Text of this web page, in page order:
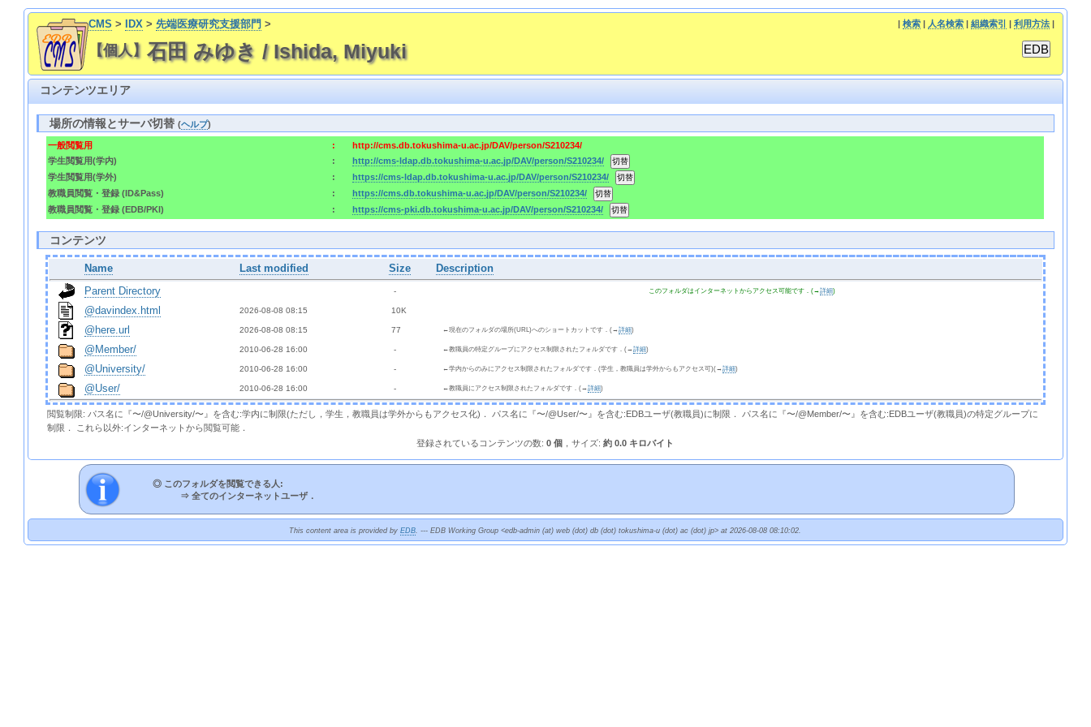
CMS > IDX> 先端医療研究支援部門 > | 検索| 人名検索| 組織索引 | 利用方法|
【個人】 石田 みゆき / Ishida, Miyuki
コンテンツエリア
場所の情報とサーバ切替(ヘルプ)
一般閲覧用 :
http://cms.db.tokushima-u.ac.jp/DAV/person/S210234/
学生閲覧用(学内)
:
http://cms-ldap.db.tokushima-u.ac.jp/DAV/person/S210234/
学生閲覧用(学外)
:
https://cms-ldap.db.tokushima-u.ac.jp/DAV/person/S210234/
教職員閲覧・登録 (ID&Pass)
:
https://cms.db.tokushima-u.ac.jp/DAV/person/S210234/
教職員閲覧・登録 (EDB/PKI)
: https://cms-pki.db.tokushima-u.ac.jp/DAV/person/S210234/
コンテンツ
Name Last modified Size
Description
Parent Directory
  -
このフォルダはインターネットからアクセス可能です．(→詳細)
@davindex.html 2026-08-08 08:15 10K
@here.url 2026-08-08 08:15 77 ←現在のフォルダの場所(URL)へのショートカットです．(→詳細)
@Member/ 2010-06-28 16:00
  -
←教職員の特定グループにアクセス制限されたフォルダです．(→詳細)
@University/ 2010-06-28 16:00
  -
←学内からのみにアクセス制限されたフォルダです．(学生，教職員は学外からもアクセス可)(→詳細)
@User/ 2010-06-28 16:00
  -
←教職員にアクセス制限されたフォルダです．(→詳細)
閲覧制限: パス名に『〜/@University/〜』を含む:学内に制限(ただし，学生，教職員は学外からもアクセス化)． パス名に『〜/@User/〜』を含む:EDBユーザ(教職員)に制限． パス名に『〜/@Member/〜』を含む:EDBユーザ(教職員)の特定グループに
制限． これら以外:インターネットから閲覧可能．
登録されているコンテンツの数:0 個 ，サイズ:約 0.0 キロバイト
◎ このフォルダを閲覧できる人:
⇒全てのインターネットユーザ．
This content area is provided byEDB. --- EDB Working Group <edb-admin (at) web (dot) db (dot) tokushima-u (dot) ac (dot) jp> at 2026-08-08 08:10:02.